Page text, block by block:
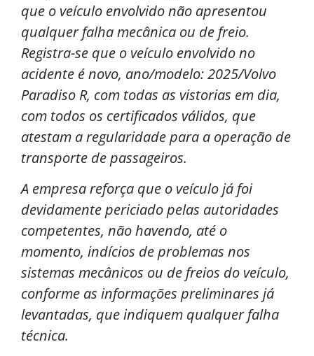
que o veículo envolvido não apresentou
qualquer falha mecânica ou de freio.
Registra-se que o veículo envolvido no
acidente é novo, ano/modelo: 2025/Volvo
Paradiso R, com todas as vistorias em dia,
com todos os certificados válidos, que
atestam a regularidade para a operação de
transporte de passageiros.
A empresa reforça que o veículo já foi
devidamente periciado pelas autoridades
competentes, não havendo, até o
momento, indícios de problemas nos
sistemas mecânicos ou de freios do veículo,
conforme as informações preliminares já
levantadas, que indiquem qualquer falha
técnica.